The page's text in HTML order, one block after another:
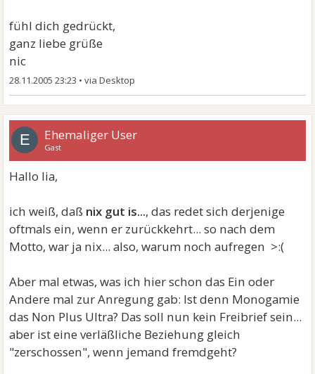
fühl dich gedrückt,
ganz liebe grüße
nic
28.11.2005 23:23 •
E Ehemaliger User
Gast
Hallo lia,
ich weiß, daß nix gut is..., das redet sich derjenige
oftmals ein, wenn er zurückkehrt... so nach dem
Motto, war ja nix... also, warum noch aufregen >:(
Aber mal etwas, was ich hier schon das Ein oder
Andere mal zur Anregung gab: Ist denn Monogamie
das Non Plus Ultra? Das soll nun kein Freibrief sein...
aber ist eine verläßliche Beziehung gleich
"zerschossen", wenn jemand fremdgeht?